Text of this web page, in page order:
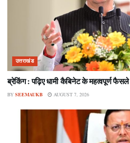
उत्तराखंड
ब्रेकिंग : पढ़िए धामी कैबिनेट के महत्वपूर्ण फैसले
BY SEEMAUKB AUGUST 7, 2026